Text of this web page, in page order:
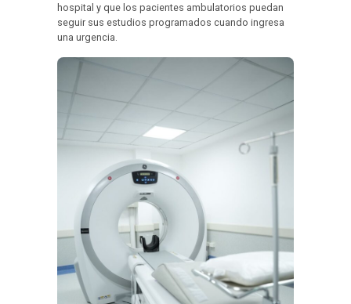
hospital y que los pacientes ambulatorios puedan
seguir sus estudios programados cuando ingresa
una urgencia.